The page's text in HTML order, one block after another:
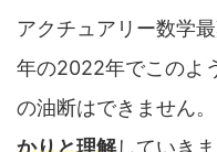
アクチュアリー数学
年の2022年でこのよ
の油断はできません
かりと理解していきま